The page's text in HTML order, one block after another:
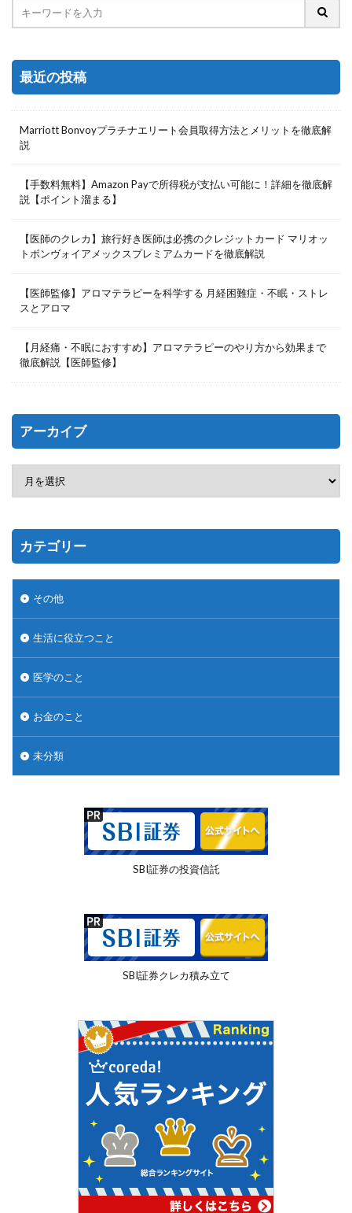
最近の投稿
Marriott Bonvoyプラチナエリート会員取得方法とメリットを徹底解
説
【手数料無料】Amazon Payで所得税が支払い可能に！詳細を徹底解
説【ポイント溜まる】
【医師のクレカ】旅行好き医師は必携のクレジットカード マリオッ
トボンヴォイアメックスプレミアムカードを徹底解説
【医師監修】アロマテラピーを科学する 月経困難症・不眠・ストレ
スとアロマ
【月経痛・不眠におすすめ】アロマテラピーのやり方から効果まで
徹底解説【医師監修】
アーカイブ
カテゴリー
その他
生活に役立つこと
医学のこと
お金のこと
未分類
SBI証券の投資信託
SBI証券クレカ積み立て